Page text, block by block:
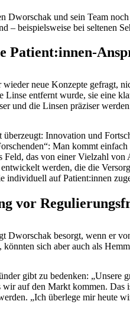
Dworschak und sein Team
– beispielsweise bei seltenen
Patient:innen-
wieder neue Konzepte gefragt,
Linse entfernt wurde, sie eine
und die Linsen präziser
Innovation und
Man kommt
Feld, das von einer Vielzahl
werden, die die
individuell auf Patient:innen
vor
Dworschak besorgt, wenn er
könnten sich aber auch als
gibt zu bedenken: „Unsere
wir auf den Markt kommen. Das
„Ich überlege mir heute